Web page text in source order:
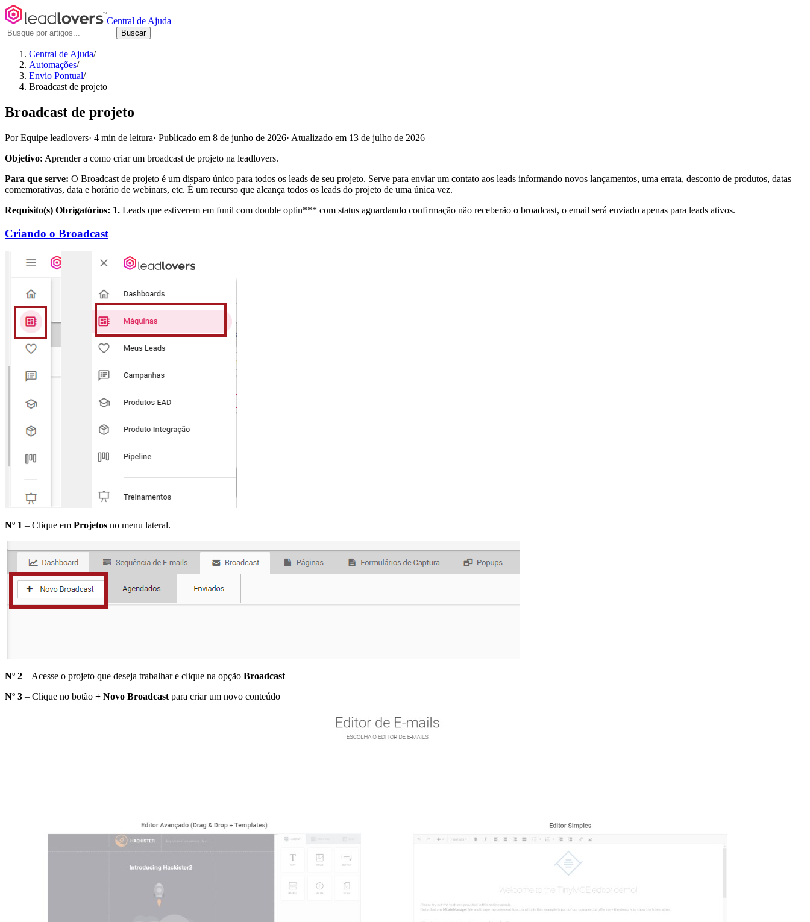
Central de Ajuda
Buscar
Central de Ajuda/
Automações/
Envio Pontual/
Broadcast de projeto
Broadcast de projeto
Por Equipe leadlovers· 4 min de leitura· Publicado em 8 de junho de 2026· Atualizado em 13 de julho de 2026
Objetivo: Aprender a como criar um broadcast de projeto na leadlovers.
Para que serve: O Broadcast de projeto é um disparo único para todos os leads de seu projeto. Serve para enviar um contato aos leads informando novos lançamentos, uma errata, desconto de produtos, datas
comemorativas, data e horário de webinars, etc. É um recurso que alcança todos os leads do projeto de uma única vez.
Requisito(s) Obrigatórios: 1. Leads que estiverem em funil com double optin*** com status aguardando confirmação não receberão o broadcast, o email será enviado apenas para leads ativos.
Criando o Broadcast
Nº 1 – Clique em Projetos no menu lateral.
Nº 2 – Acesse o projeto que deseja trabalhar e clique na opção Broadcast
Nº 3 – Clique no botão + Novo Broadcast para criar um novo conteúdo